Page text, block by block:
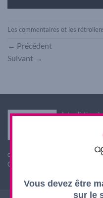
Les commentaires et les
← Précédent
Suivant →
Interdiction
mineurs de
l'acheteur
L'abus
consommer avec modération
CODE DE LA SANTE
Vous devez être
sur le